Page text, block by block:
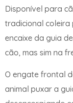
Disponível para
tradicional coleira
encaixe da guia
cão, mas sim na
O engate frontal
animal puxar a